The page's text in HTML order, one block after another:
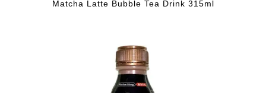
Matcha Latte Bubble Tea Drink 315ml